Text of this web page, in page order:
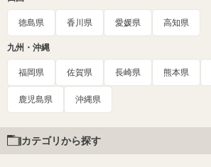
徳島県 香川県 愛媛県 高知県
九州・沖縄
福岡県 佐賀県 長崎県 熊本県
鹿児島県 沖縄県
カテゴリから探す